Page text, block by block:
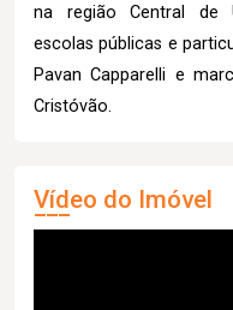
na região Central de
escolas públicas e
Pavan Capparelli e
Cristóvão.
Vídeo do Imóvel